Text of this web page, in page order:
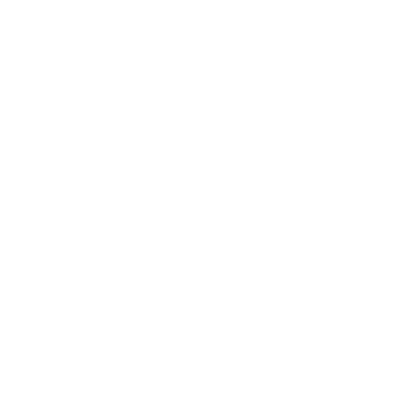
novedades del mercado de La Liga